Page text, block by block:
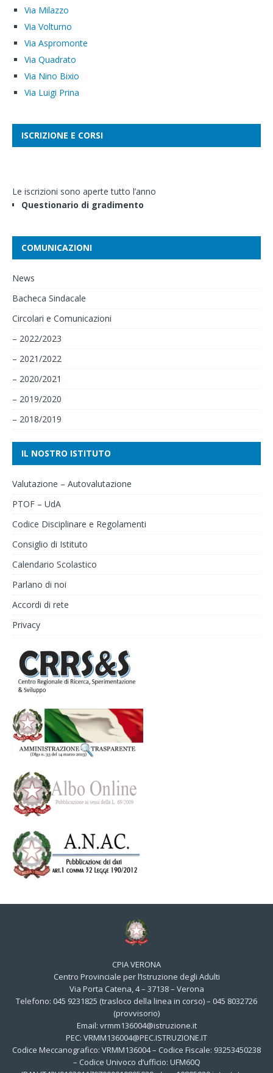
Via Milazzo
Via Volturno
Via Aspromonte
Via Quadrato
Via Nino Bixio
Via Luigi Prina
ISCRIZIONE E CORSI
Le iscrizioni sono aperte tutto l’anno
Questionario di gradimento
COMUNICAZIONI
News
Bacheca Sindacale
Circolari e Comunicazioni
– 2022/2023
– 2021/2022
– 2020/2021
– 2019/2020
– 2018/2019
IL NOSTRO ISTITUTO
Valutazione – Autovalutazione
PTOF – UdA
Codice Disciplinare e Regolamenti
Consiglio di Istituto
Calendario Scolastico
Parlano di noi
Accordi di rete
Privacy
CPIA VERONA
Centro Provinciale per l’Istruzione degli Adulti
Via Porta Catena, 4 – 37138 – Verona
Telefono: 045 9231825 (trasloco della linea in corso) – 045 8032726
(provvisorio)
Email: vrmm136004@istruzione.it
PEC: VRMM136004@PEC.ISTRUZIONE.IT
Codice Meccanografico: VRMM136004 – Codice Fiscale: 93253450238
– Codice Univoco d’ufficio: UFM60Q